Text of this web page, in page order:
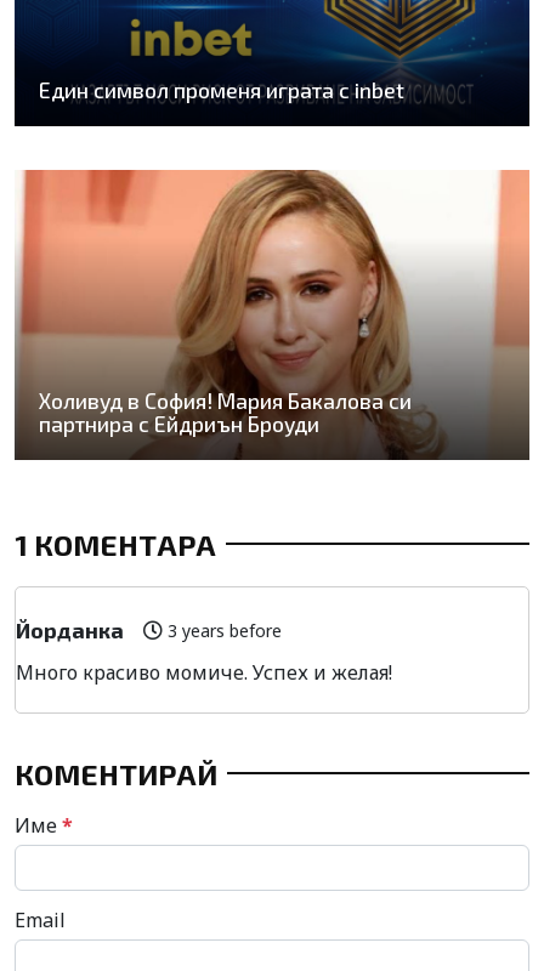
Един символ променя играта с inbet
Холивуд в София! Мария Бакалова си
партнира с Ейдриън Броуди
1 КОМЕНТАРА
Йорданка 3 years before
Много красиво момиче. Успех и желая!
КОМЕНТИРАЙ
Име*
Email